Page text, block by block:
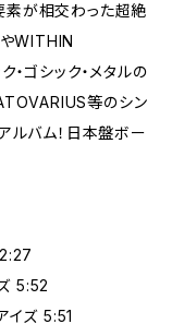
素が相交わった超絶
WITHIN
ゴシック・メタルの
等のシン
ルバム！日本盤ボー
5:52
イズ 5:51